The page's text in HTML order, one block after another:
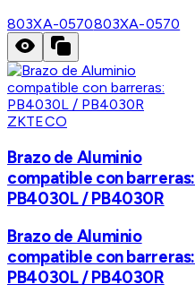
803XA-0570803XA-0570
ZKTECO
Brazo de Aluminio
compatible con barreras:
PB4030L / PB4030R
Brazo de Aluminio
compatible con barreras:
PB4030L / PB4030R